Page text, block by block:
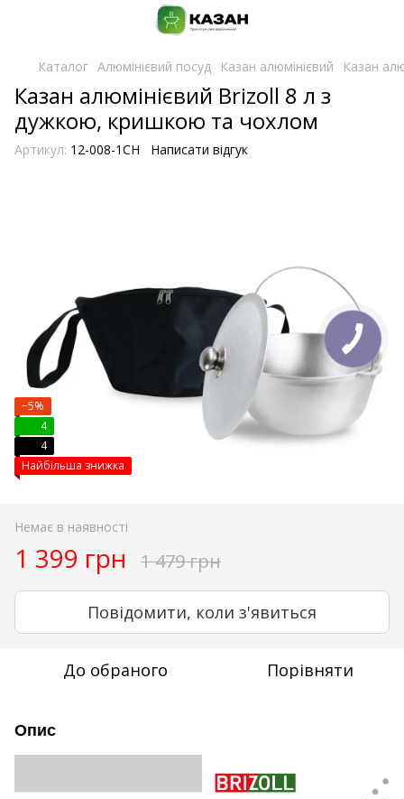
Каталог Алюмінієвий посуд Казан алюмінієвий Казан
Казан алюмінієвий Brizoll 8 л з
дужкою, кришкою та чохлом
Артикул: 12-008-1CH Написати відгук
−5%
4
4
Найбільша знижка
Немає в наявності
1 399 грн 1 479 грн
Повідомити, коли з'явиться
До обраного Порівняти
Опис